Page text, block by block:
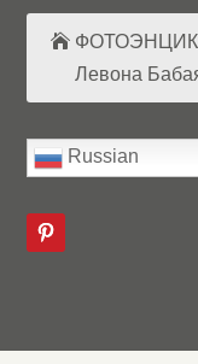
Левона
Russian